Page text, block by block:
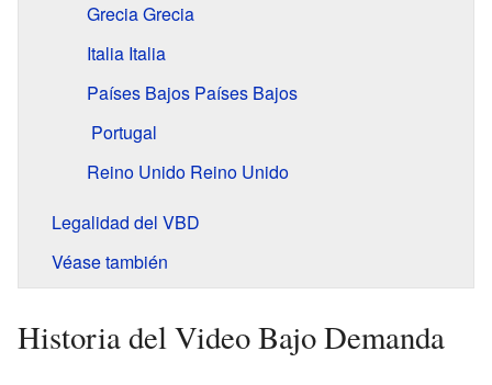
GreciaGrecia
Italia Italia
Países Bajos Países Bajos
Portugal
Reino Unido Reino Unido
Legalidad del VBD
Véase también
Historia del Video Bajo Demanda